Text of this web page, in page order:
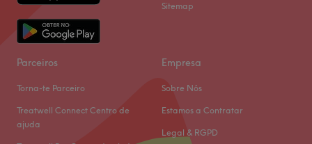
Sitemap
Parceiros
Torna-te Parceiro
Treatwell Connect Centro de
ajuda
Empresa
Sobre Nós
Estamos a Contratar
Legal & RGPD